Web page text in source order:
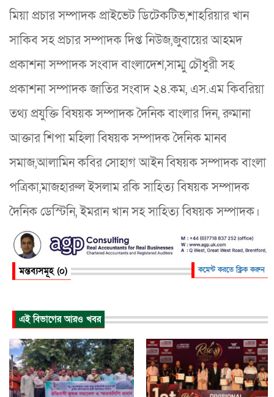
মিয়া প্রচার সম্পাদক প্রাইভেট ডিটেকটিভ,শাহরিয়ার খান
সাকিব সহ প্রচার সম্পাদক দিপ্ত নিউজ,জুবায়ের আহমদ
প্রকাশনা সম্পাদক সংবাদ বাংলাদেশ,সাম্মু চৌধুরী সহ
প্রকাশনা সম্পাদক জাতির সংবাদ ২৪.কম, এস.এম কিবরিয়া
তথ্য প্রযুক্তি বিষয়ক সম্পাদক দৈনিক বাংলার দিন, রুমানা
আক্তার শিপা মহিলা বিষয়ক সম্পাদক দৈনিক মানব
সমাজ,আলামিন কবির সোহাগ আইন বিষয়ক সম্পাদক বাংলা
পত্রিকা,মাজহারুল ইসলাম রকি সাহিত্য বিষয়ক সম্পাদক
দৈনিক ডেস্টিনি, ইমরান খান সহ সাহিত্য বিষয়ক সম্পাদক।
মন্তব্যসমূহ (০) কমেন্ট করতে ক্লিক করুন
এই বিভাগের আরও খবর